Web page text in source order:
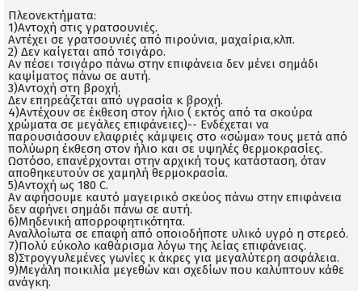
Πλεονεκτήματα:
1)Αντοχή στις γρατσουνιές.
Αντέχει σε γρατσουνιές από πιρούνια, μαχαίρια,κλπ.
2) Δεν καίγεται από τσιγάρο.
Αν πέσει τσιγάρο πάνω στην επιφάνεια δεν μένει σημάδι
καψίματος πάνω σε αυτή.
3)Αντοχή στη βροχή.
Δεν επηρεάζεται από υγρασία κ βροχή.
4)Αντέχουν σε έκθεση στον ήλιο ( εκτός από τα σκούρα
χρώματα σε μεγάλες επιφάνειες)-- Ενδέχεται να
παρουσιάσουν ελαφριές κάμψεις στο «σώμα» τους μετά από
πολύωρη έκθεση στον ήλιο και σε υψηλές θερμοκρασίες.
Ωστόσο, επανέρχονται στην αρχική τους κατάσταση, όταν
αποθηκευτούν σε χαμηλή θερμοκρασία.
5)Αντοχή ως 180 C.
Αν αφήσουμε καυτό μαγειρικό σκεύος πάνω στην επιφάνεια
δεν αφήνει σημάδι πάνω σε αυτή.
6)Μηδενική απορροφητικότητα.
Αναλλοίωτα σε επαφή από οποιοδήποτε υλικό υγρό η στερεό.
7)Πολύ εύκολο καθάρισμα λόγω της λείας επιφάνειας.
8)Στρογγυλεμένες γωνίες κ άκρες για μεγαλύτερη ασφάλεια.
9)Μεγάλη ποικιλία μεγεθών και σχεδίων που καλύπτουν κάθε
ανάγκη.